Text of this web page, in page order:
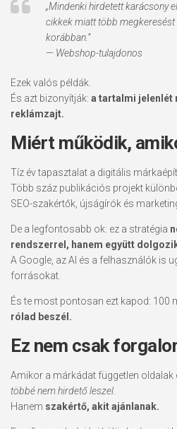
„Mindenki hirdetett karácsony
cikkek miatt több
korábban.”
— Webshop-tulajdonos
Ezek valós példák.
És azt bizonyítják: a tartalmi jelenlét
reklámzajt.
Miért működik,
Tíz év tapasztalat a digitális
Több száz publikációs projekt
SEO-szakértők, újságírók és
De a legfontosabb ok: ez a stratégia
rendszerrel, hanem együtt
A Google, az AI és a felhasználók is
forrásokat.
És te most pontosan ezt kapod: 100
rólad beszél.
Ez nem csak
Amikor a márkádat független oldalak
többé nem hirdető leszel.
Hanem szakértő, akit ajánlanak.